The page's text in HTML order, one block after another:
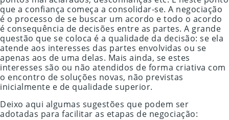
que a confiança começa a consolidar-se. A negociação
é o processo de se buscar um acordo e todo o acordo
é consequência de decisões entre as partes. A grande
questão que se coloca é a qualidade da decisão: se ela
atende aos interesses das partes envolvidas ou se
apenas aos de uma delas. Mais ainda, se estes
interesses são ou não atendidos de forma criativa com
o encontro de soluções novas, não previstas
inicialmente e de qualidade superior.
Deixo aqui algumas sugestões que podem ser
adotadas para facilitar as etapas de negociação: